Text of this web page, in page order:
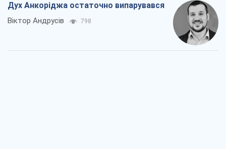
Дух Анкоріджа остаточно випарувався
Віктор Андрусів 798